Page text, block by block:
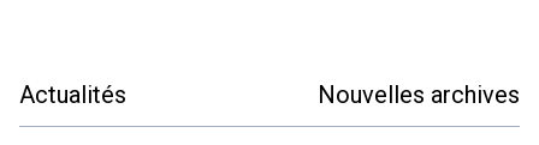
Actualités Nouvelles archives